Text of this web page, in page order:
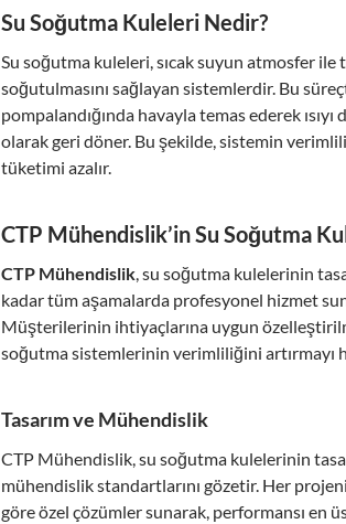
Su Soğutma Kuleleri Nedir?
Su soğutma kuleleri, sıcak suyun atmosfer ile
soğutulmasını sağlayan sistemlerdir. Bu
pompalandığında havayla temas ederek ısıyı
olarak geri döner. Bu şekilde, sistemin
tüketimi azalır.
CTP Mühendislik’in Su Soğutma
CTP Mühendislik, su soğutma kulelerinin
kadar tüm aşamalarda profesyonel hizmet
Müşterilerinin ihtiyaçlarına uygun
soğutma sistemlerinin verimliliğini artırmayı
Tasarım ve Mühendislik
CTP Mühendislik, su soğutma kulelerinin
mühendislik standartlarını gözetir. Her
göre özel çözümler sunarak, performansı en